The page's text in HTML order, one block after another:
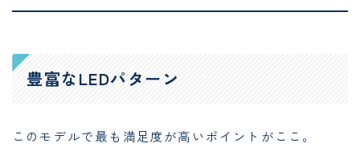
豊富なLEDパターン
このモデルで最も満足度が高いポイントがここ。